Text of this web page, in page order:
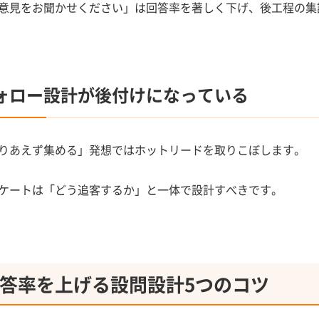
意見をお聞かせください」は回答率を著しく下げ、後工程の集
ロー設計が後付けになっている
りあえず集める」発想ではホットリードを取りこぼします。
ートは「どう追客するか」と一体で設計すべきです。
率を上げる設問設計5つのコツ